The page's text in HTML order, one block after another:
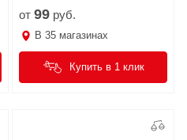
от 99 руб.
В 35 магазинах
Купить в 1 клик